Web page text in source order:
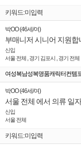
키워드:미입력
박OO(46세 /여)
부매니저 시니어 지원합
신입
서울 전체 , 경기 김포시 , 경기 전체
여성복남성복명품캐릭터컨템
박OO(46세 /여)
신입
서울 전체
키워드:미입력